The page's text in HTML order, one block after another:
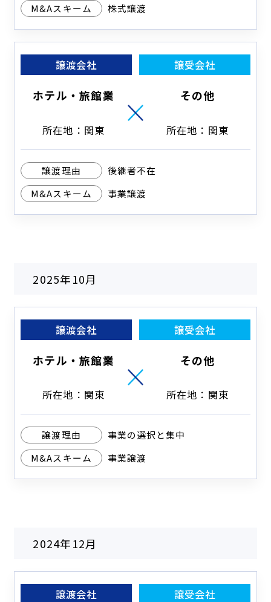
M&Aスキーム
株式譲渡
譲渡会社
ホテル・旅館業
所在地：関東
譲受会社
その他
所在地：関東
譲渡理由
後継者不在
M&Aスキーム
事業譲渡
2025年10月
譲渡会社
ホテル・旅館業
所在地：関東
譲受会社
その他
所在地：関東
譲渡理由
事業の選択と集中
M&Aスキーム
事業譲渡
2024年12月
譲渡会社 譲受会社